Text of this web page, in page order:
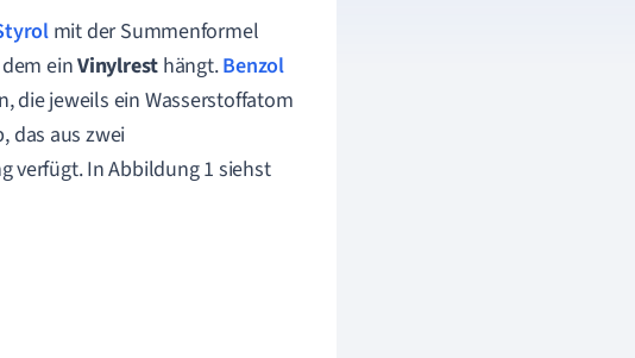
mit der Summenformel
dem einVinylrest hängt.Benzol
die jeweils ein Wasserstoffatom
das aus zwei
verfügt. In Abbildung 1 siehst